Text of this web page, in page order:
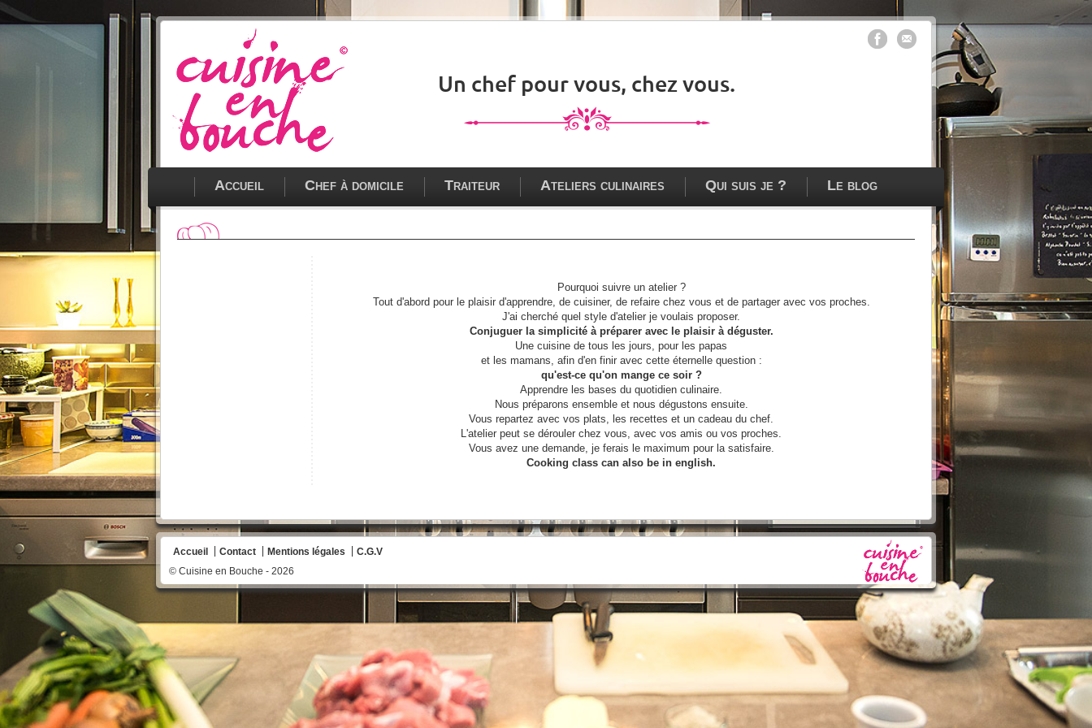
Un chef pour vous, chez vous.
Accueil Chef à domicile Traiteur Ateliers culinaires Qui suis je ? Le blog
Pourquoi suivre un atelier ?
Tout d'abord pour le plaisir d'apprendre, de cuisiner, de refaire chez vous et de partager avec vos proches.
J'ai cherché quel style d'atelier je voulais proposer.
Conjuguer la simplicité à préparer avec le plaisir à déguster.
Une cuisine de tous les jours, pour les papas
et les mamans, afin d'en finir avec cette éternelle question :
qu'est-ce qu'on mange ce soir ?
Apprendre les bases du quotidien culinaire.
Nous préparons ensemble et nous dégustons ensuite.
Vous repartez avec vos plats, les recettes et un cadeau du chef.
L'atelier peut se dérouler chez vous, avec vos amis ou vos proches.
Vous avez une demande, je ferais le maximum pour la satisfaire.
Cooking class can also be in english.
Accueil Contact Mentions légales
C.G.V
© Cuisine en Bouche - 2026